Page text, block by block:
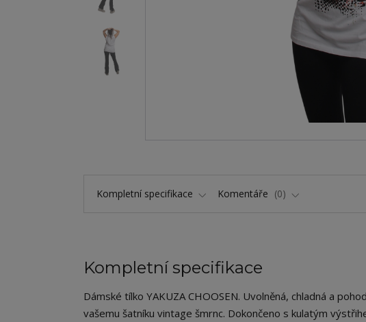
Kompletní specifikace Komentáře 0
Kompletní specifikace
Dámské tílko YAKUZA CHOOSEN. Uvolněná, chladná a
vašemu šatníku vintage šmrnc. Dokončeno s kulatým